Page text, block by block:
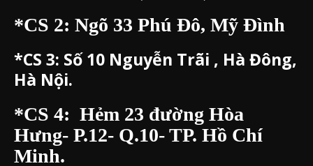
*CS 3: Số 10 Nguyễn Trãi , Hà Đông,
*CS 4: Hẻm 23 đường Hòa
Hưng- P.12- Q.10- TP. Hồ Chí